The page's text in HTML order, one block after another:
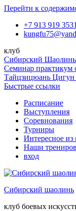
Перейти к
+7 913 919 3531
клуб
Сибирский
Семинар практикум
Тайцзицюань
Быстрые ссылки
Расписание
Выступления
Соревнования
Турниры
Интересное из
Наши
вход
Сибирский шаолинь
клуб боевых